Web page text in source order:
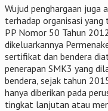
Wujud penghargaan juga
terhadap organisasi
PP Nomor 50 Tahun
dikeluarkannya
sertifikat dan bendera
penerapan SMK3 yang
bendera, sejak tahun
hanya diberikan pada
tingkat lanjutan atau